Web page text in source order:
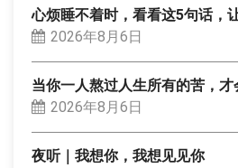
心烦睡不着时，看看这5句话，
2026年8月6日
当你一人熬过人生所有的苦，
2026年8月6日
夜听｜我想你，我想见见你